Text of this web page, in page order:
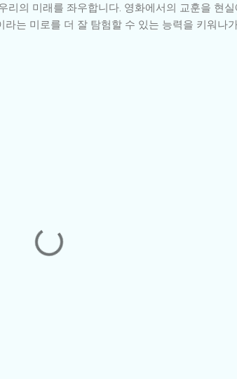
의 미래를 좌우합니다. 영화에서의 교훈을 현
는 미로를 더 잘 탐험할 수 있는 능력을 키워나